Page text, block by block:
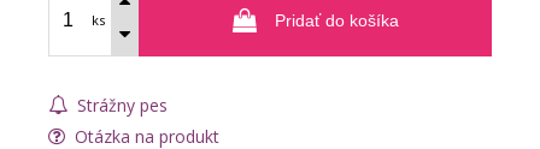
ks Pridať do košíka
Strážny pes
Otázka na produkt